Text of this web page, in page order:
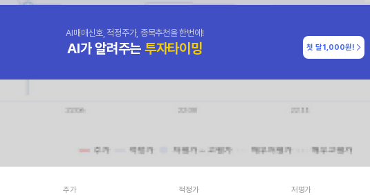
AI매매신호, 적정주가, 종목추천을 한번에!
AI가 알려주는 투자타이밍 첫 달1,000원!
주가 적정가 저평가